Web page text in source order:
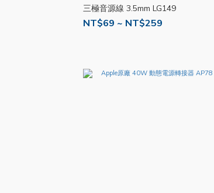
三極音源線 3.5mm LG149
NT$69 ~ NT$259